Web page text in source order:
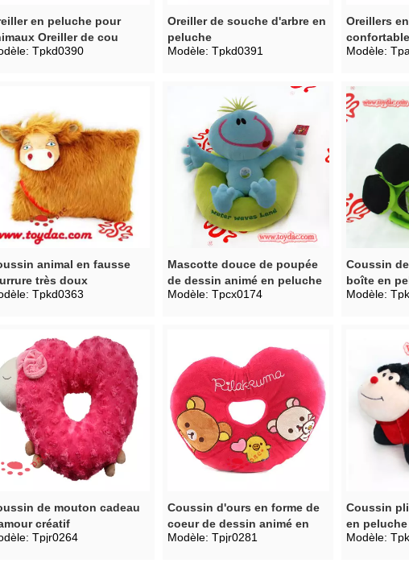
en peluche pour
Oreiller de cou
Tpkd0390
Oreiller de souche d'arbre en
peluche
Modèle: Tpkd0391
Oreillers
mousse
Modèle:
animal en fausse
très doux
Tpkd0363
Mascotte douce de poupée
de dessin animé en peluche
Modèle: Tpcx0174
Coussin
boîte en
Modèle:
de mouton cadeau
créatif
Tpjr0264
Coussin d'ours en forme de
coeur de dessin animé en
peluche
Modèle: Tpjr0281
Coussin
en peluche
Modèle: